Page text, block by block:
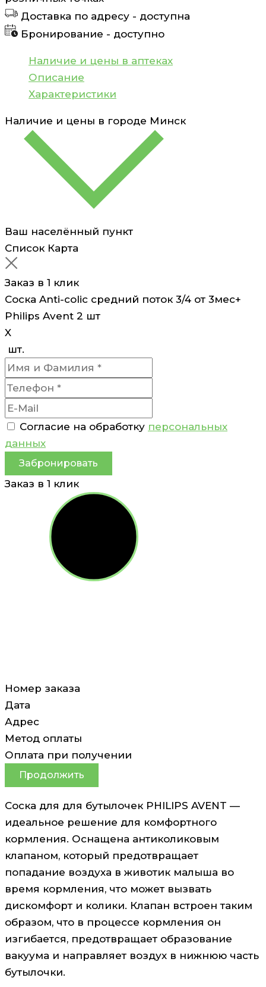
colic
средний
поток
3мес+
Avent
Доставка по адресу - доступна
Бронирование - доступно
Наличие и цены в аптеках
Описание
Характеристики
Наличие и цены в городе Минск
Ваш населённый пункт
Список Карта
Заказ в 1 клик
Соска Anti-colic средний поток 3/4 от 3мес+
Philips Avent 2 шт
X
шт.
Согласие на обработку персональных
данных
Забронировать
Заказ в 1 клик
Номер заказа
Дата
Адрес
Метод оплаты
Оплата при получении
Продолжить
Соска для для бутылочек PHILIPS AVENT —
идеальное решение для комфортного
кормления. Оснащена антиколиковым
клапаном, который предотвращает
попадание воздуха в животик малыша во
время кормления, что может вызвать
дискомфорт и колики. Клапан встроен таким
образом, что в процессе кормления он
изгибается, предотвращает образование
вакуума и направляет воздух в нижнюю часть
бутылочки.